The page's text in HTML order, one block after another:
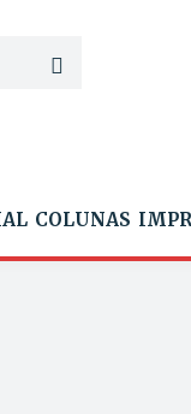
COLUNAS